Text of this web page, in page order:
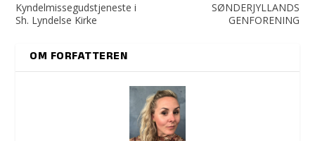
Kyndelmissegudstjeneste i
Sh. Lyndelse Kirke
SØNDERJYLLANDS
GENFORENING
OM FORFATTEREN